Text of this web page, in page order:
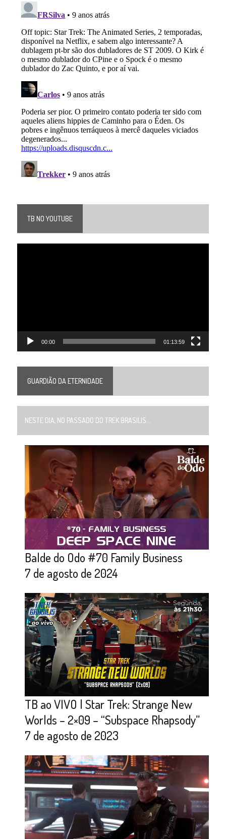
TB NO YOUTUBE
00:00 01:13:59
GUARDIÃO DA ETERNIDADE
NESTE DIA, NO PASSADO DO TREK BRASILIS...
Balde do Odo #70 Family Business
7 de agosto de 2024
TB ao VIVO | Star Trek: Strange New
Worlds – 2×09 – “Subspace Rhapsody”
7 de agosto de 2023